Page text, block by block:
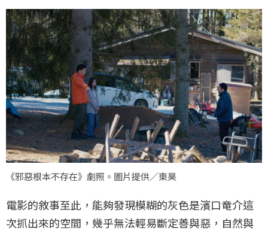
《邪惡根本不存在》劇照。圖片提供／東昊
電影的敘事至此，能夠發現模糊的灰色是濱口竜介這
次抓出來的空間，幾乎無法輕易斷定善與惡，自然與